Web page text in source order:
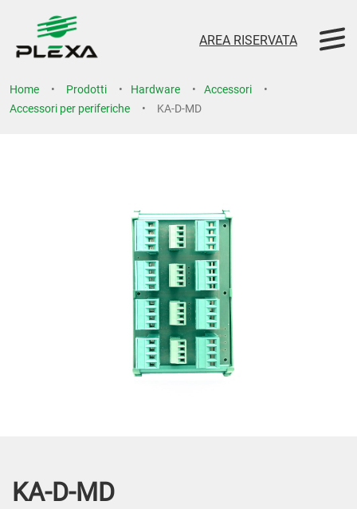
AREA RISERVATA
Home Prodotti Hardware
Accessori
Accessori per periferiche
KA-D-MD
KA-D-MD